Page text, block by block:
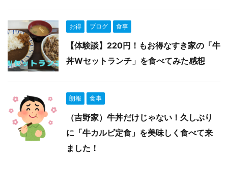
お得 ブログ 食事
【体験談】220円！もお得なすき家の「牛
丼Wセットランチ」を食べてみた感想
朗報 食事
（吉野家）牛丼だけじゃない！久しぶり
に「牛カルビ定食」を美味しく食べて来
ました！